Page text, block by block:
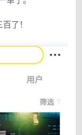
了！